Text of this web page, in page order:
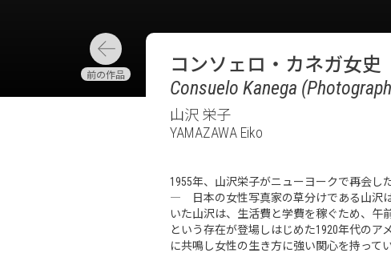
コンソェロ・カネガ女史
Consuelo Kanega
山沢 栄子
YAMAZAWA Eiko
1955年、山沢栄子がニューヨークで再会し
― 日本の女性写真家の草分けである山沢
いた山沢は、生活費と学費を稼ぐため、午
という存在が登場しはじめた1920年代の
に共鳴し女性の生き方に強い関心を持って